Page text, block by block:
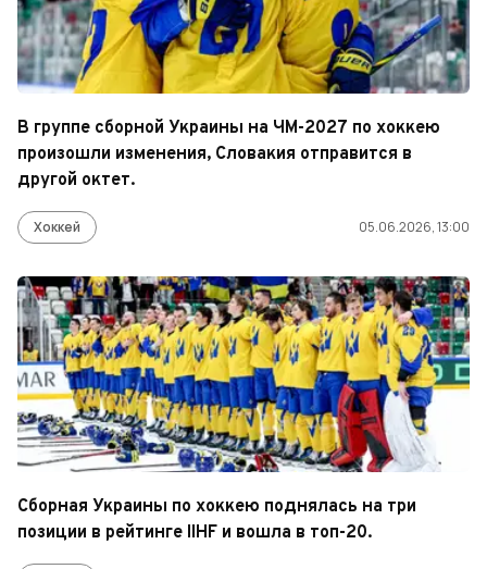
В группе сборной Украины на ЧМ-2027 по хоккею
произошли изменения, Словакия отправится в
другой октет.
Хоккей 05.06.2026, 13:00
Сборная Украины по хоккею поднялась на три
позиции в рейтинге IIHF и вошла в топ-20.